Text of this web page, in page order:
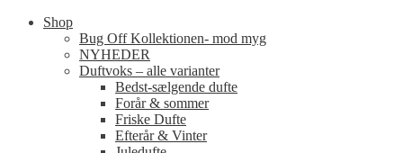
Shop
Bug Off Kollektionen- mod myg
NYHEDER
Duftvoks – alle varianter
Bedst-sælgende dufte
Forår & sommer
Friske Dufte
Efterår & Vinter